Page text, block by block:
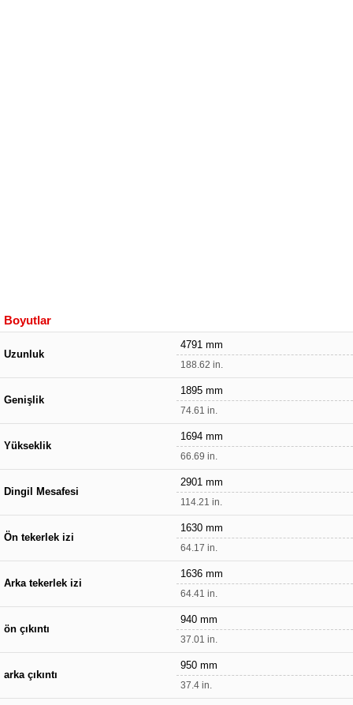
Boyutlar
Uzunluk
4791 mm
188.62 in.
Genişlik
1895 mm
74.61 in.
Yükseklik
1694 mm
66.69 in.
Dingil Mesafesi
2901 mm
114.21 in.
Ön tekerlek izi
1630 mm
64.17 in.
Arka tekerlek izi
1636 mm
64.41 in.
ön çıkıntı
940 mm
37.01 in.
arka çıkıntı
950 mm
37.4 in.